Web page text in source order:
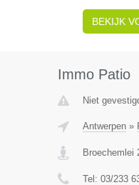
BEKIJK
Immo Patio
Niet
Antwerpen»
Broechemlei
Tel: 03/233